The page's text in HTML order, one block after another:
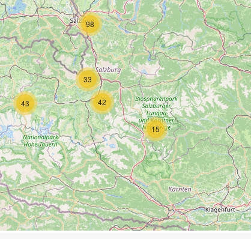
15
33
42
43
98